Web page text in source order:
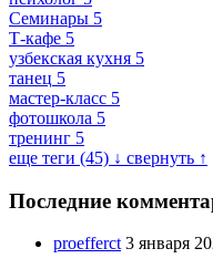
Семинары 5
Т-кафе 5
узбекская кухня 5
танец 5
мастер-класс 5
фотошкола 5
тренинг 5
еще теги (45) ↓ свернуть ↑
Последние
proefferct 3 января